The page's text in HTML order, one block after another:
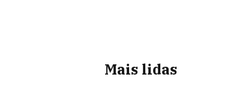
Mais lidas